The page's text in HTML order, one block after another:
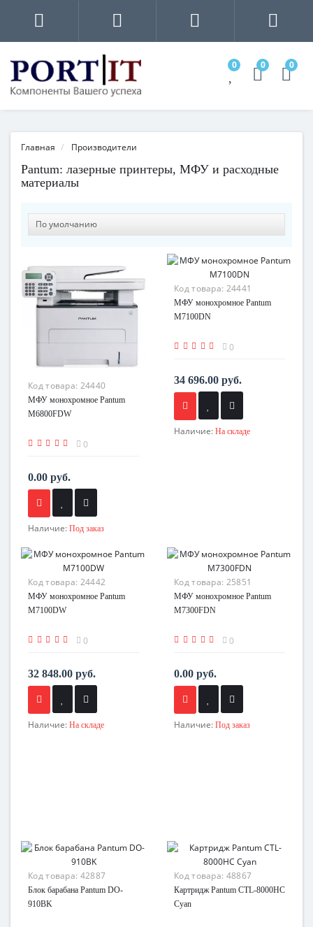
0 0 0
Главная Производители
Pantum: лазерные принтеры, МФУ и расходные
материалы
Код товара: 24440
МФУ монохромное Pantum
M6800FDW
0
0.00 руб.
Наличие: Под заказ
Код товара: 24441
МФУ монохромное Pantum
M7100DN
0
34 696.00 руб.
Наличие: На складе
Код товара: 24442
МФУ монохромное Pantum
M7100DW
0
32 848.00 руб.
Наличие: На складе
Код товара: 25851
МФУ монохромное Pantum
M7300FDN
0
0.00 руб.
Наличие: Под заказ
Код товара: 42887
Блок барабана Pantum DO-
910BK
Код товара: 48867
Картридж Pantum CTL-8000HC
Cyan